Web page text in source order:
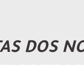
DOS